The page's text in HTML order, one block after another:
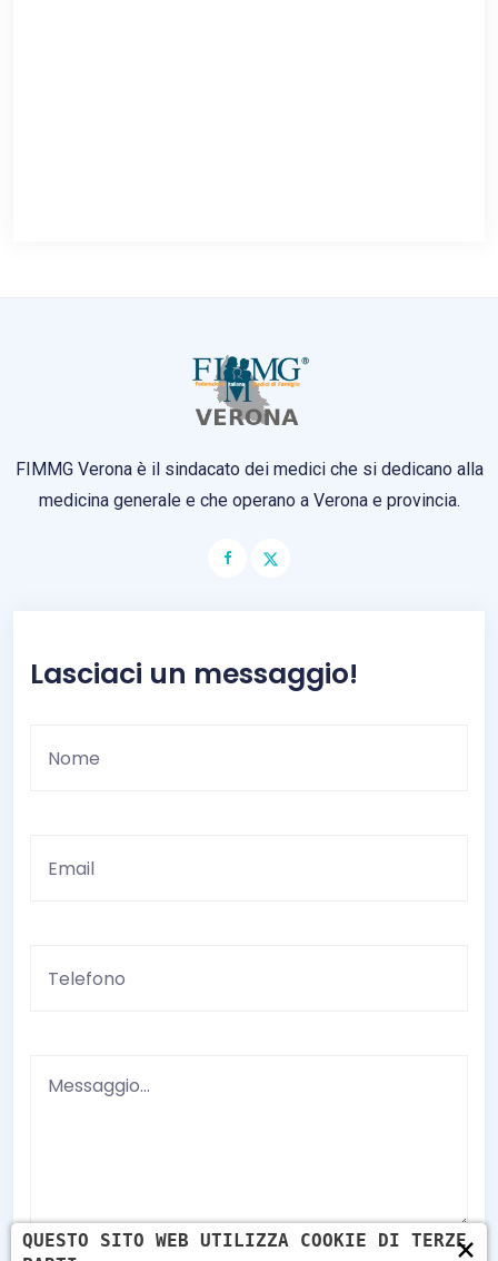
FIMMG Verona è il sindacato dei medici che si dedicano alla
medicina generale e che operano a Verona e provincia.
Lasciaci un messaggio!
×
QUESTO SITO WEB UTILIZZA COOKIE DI TERZE